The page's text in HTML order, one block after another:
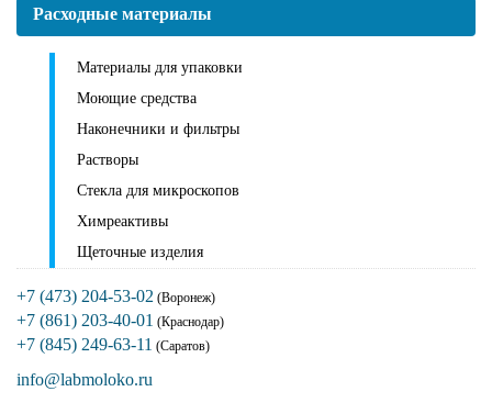
Расходные материалы
Материалы для упаковки
Моющие средства
Наконечники и фильтры
Растворы
Стекла для микроскопов
Химреактивы
Щеточные изделия
+7 (473) 204-53-02 (Воронеж)
+7 (861) 203-40-01 (Краснодар)
+7 (845) 249-63-11 (Саратов)
info@labmoloko.ru